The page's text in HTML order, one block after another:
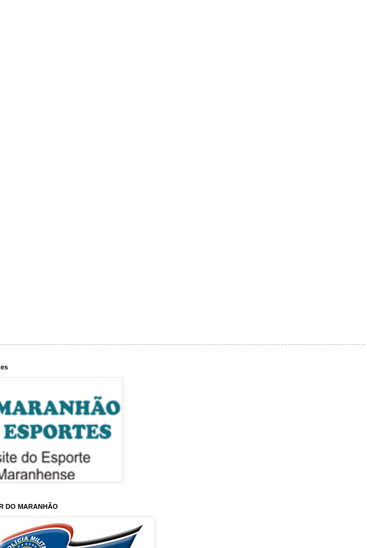
DO MARANHÃO